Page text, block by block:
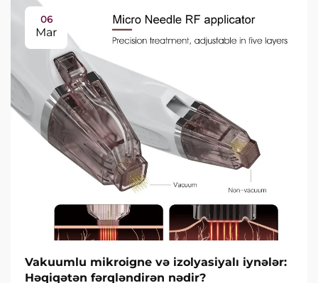
06
Mar
Vakuumlu mikroigne və izolyasiyalı iynələr:
Həqiqətən fərqləndirən nədir?